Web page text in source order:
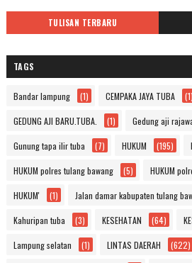
TULISAN TERBARU
TAGS
Bandar lampung (1) CEMPAKA JAYA TUBA (1)
GEDUNG AJI BARU.TUBA. (1) Gedung aji
Gunung tapa ilir tuba (7) HUKUM (195)
HUKUM polres tulang bawang (5) HUKUM
HUKUM' (1) Jalan damar kabupaten tulang
Kahuripan tuba (3) KESEHATAN (64)
Lampung selatan (1) LINTAS DAERAH (622)